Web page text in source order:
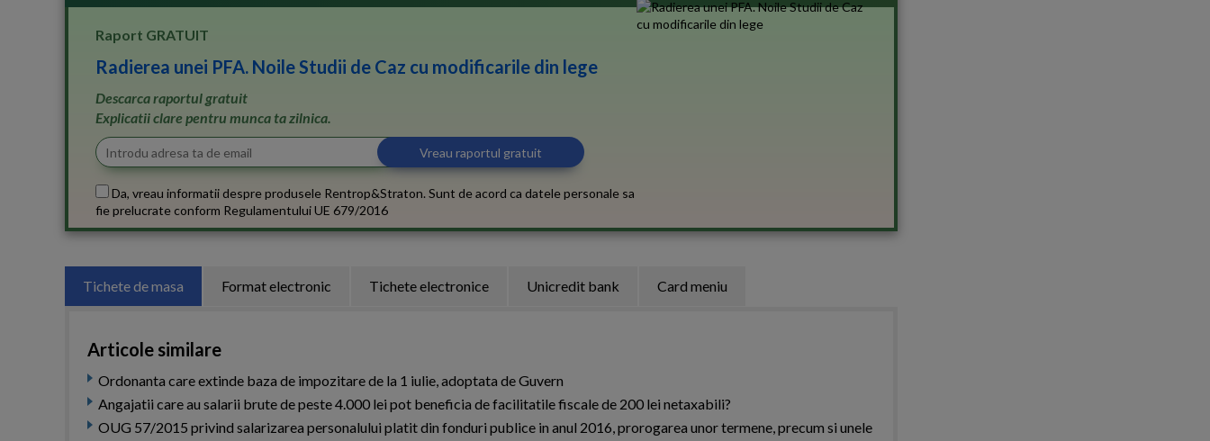
Raport GRATUIT
Radierea unei PFA. Noile Studii de Caz cu modificarile din lege
Descarca raportul gratuit
Explicatii clare pentru munca ta zilnica.
Da, vreau informatii despre produsele Rentrop&Straton. Sunt de acord ca datele personale sa
fie prelucrate conform Regulamentului UE 679/2016
Tichete de masa Format electronic Tichete electronice Unicredit bank Card meniu
Articole similare
Ordonanta care extinde baza de impozitare de la 1 iulie, adoptata de Guvern
Angajatii care au salarii brute de peste 4.000 lei pot beneficia de facilitatile fiscale de 200 lei netaxabili?
OUG 57/2015 privind salarizarea personalului platit din fonduri publice in anul 2016, prorogarea unor termene, precum si unele